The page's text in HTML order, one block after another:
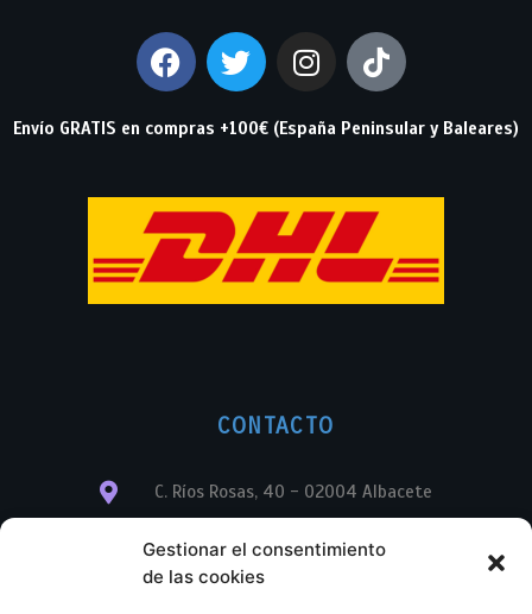
Gestionar el consentimiento
de las cookies
Envío GRATIS en compras +100€ (España Peninsular y Baleares)
CONTACTO
C. Ríos Rosas, 40 - 02004 Albacete
info@librerialegend.com